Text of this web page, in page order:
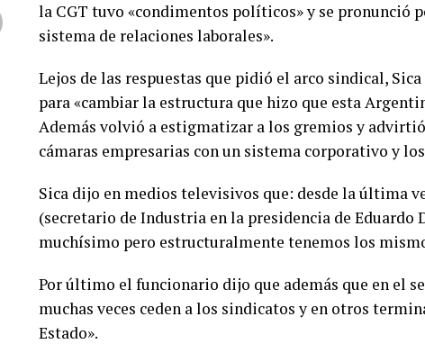
la CGT tuvo «condimentos políticos» y se pronunció
sistema de relaciones laborales».
Lejos de las respuestas que pidió el arco sindical,
para «cambiar la estructura que hizo que esta
Además volvió a estigmatizar a los gremios y
cámaras empresarias con un sistema corporativo y
Sica dijo en medios televisivos que: desde la última
(secretario de Industria en la presidencia de Eduardo
muchísimo pero estructuralmente tenemos los
Por último el funcionario dijo que además que en el
muchas veces ceden a los sindicatos y en otros
Estado».